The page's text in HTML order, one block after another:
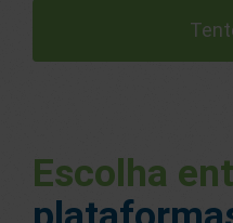
Escolha